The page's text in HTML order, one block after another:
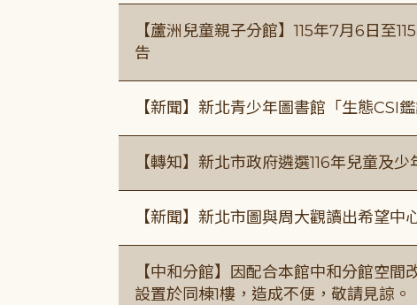
【蘆洲兒童親子分館】115年7月6日至
告
【新聞】新北青少年圖書館「生態CSI
【轉知】新北市政府遴選116年兒童及
【新聞】新北市圖與周大觀讀出希望中
【中和分館】因配合本館中和分館空
設置於同棟1樓，造成不便，敬請見諒。